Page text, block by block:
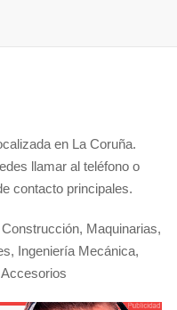
en La Coruña.
llamar al teléfono o
contacto principales.
Maquinarias,
Ingeniería Mecánica,